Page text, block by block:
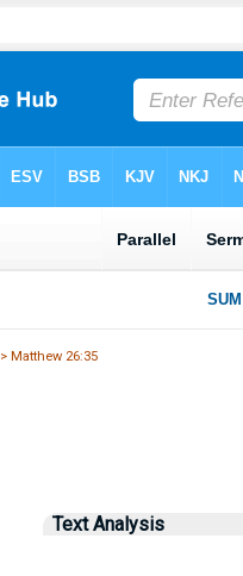
> Matthew 26:35
Text Analysis